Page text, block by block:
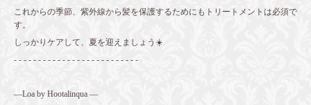
これからの季節、紫外線から髪を保護するためにもトリートメントは必須で
す。
しっかりケアして、夏を迎えましょう☀️
- - - - - - - - - - - - - - - - - - - - - - - - - -
—Loa by Hootalinqua —